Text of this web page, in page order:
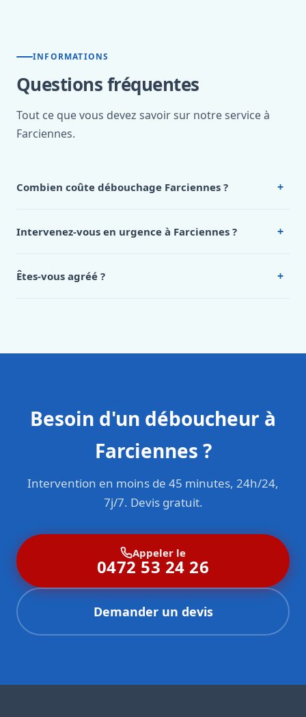
INFORMATIONS
Questions fréquentes
Tout ce que vous devez savoir sur notre service à
Farciennes.
Combien coûte débouchage Farciennes ? +
Farciennes, appelez le 0472 53 24 26.
Intervenez-vous en urgence à Farciennes ? +
Êtes-vous agréé ? +
Besoin d'un déboucheur à
Farciennes ?
Intervention en moins de 45 minutes, 24h/24,
7j/7. Devis gratuit.
Appeler le
0472 53 24 26
Demander un devis